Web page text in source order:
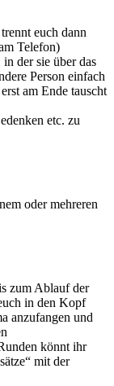
euch dann
Telefon)
der sie über das
Person einfach
am Ende tauscht
etc. zu
oder mehreren
zum Ablauf der
in den Kopf
anzufangen und
könnt ihr
mit der